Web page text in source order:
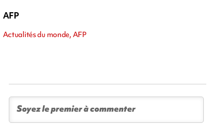
AFP
Actualités du monde, AFP